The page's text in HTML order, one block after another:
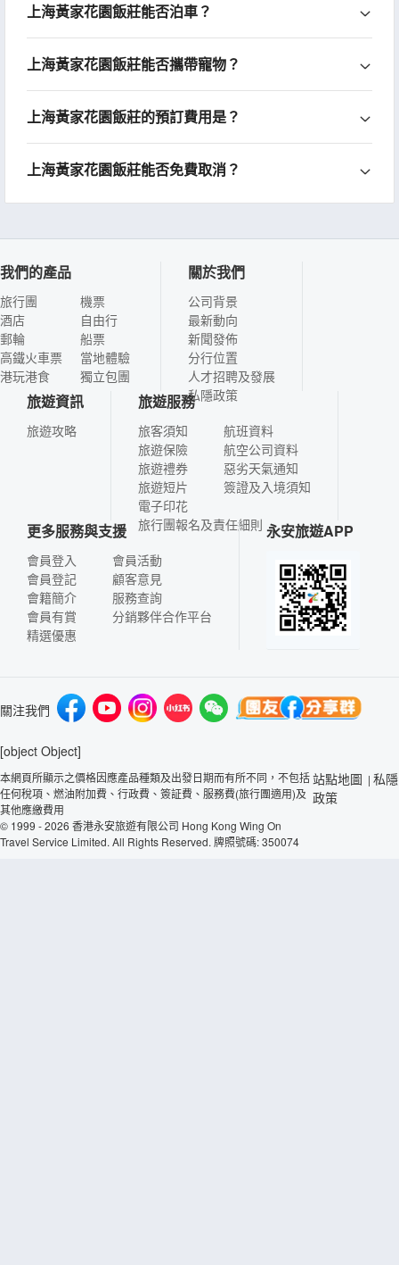
上海黃家花園飯莊能否泊車？
上海黃家花園飯莊能否攜帶寵物？
上海黃家花園飯莊的預訂費用是？
上海黃家花園飯莊能否免費取消？
我們的產品
旅行團
酒店
郵輪
高鐵火車票
港玩港食
機票
自由行
船票
當地體驗
獨立包團
關於我們
公司背景
最新動向
新聞發佈
分行位置
人才招聘及發展
私隱政策
旅遊資訊
旅遊攻略
旅遊服務
旅客須知
旅遊保險
旅遊禮券
旅遊短片
電子印花
航班資料
航空公司資料
惡劣天氣通知
簽證及入境須知
旅行團報名及責任細則
更多服務與支援
會員登入
會員登記
會籍簡介
會員有賞
精選優惠
會員活動
顧客意見
服務查詢
分銷夥伴合作平台
永安旅遊APP
關注我們
[object Object]
本網頁所顯示之價格因應產品種類及出發日期而有所不同，不包括
任何稅項、燃油附加費、行政費、簽証費、服務費(旅行團適用)及
其他應繳費用
© 1999 - 2026 香港永安旅遊有限公司 Hong Kong Wing On
Travel Service Limited. All Rights Reserved. 牌照號碼: 350074
站點地圖 | 私隱
政策